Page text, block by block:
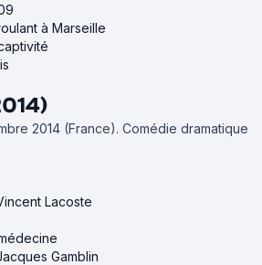
à Marseille
2014 (France). Comédie dramatique
Lacoste
Gamblin